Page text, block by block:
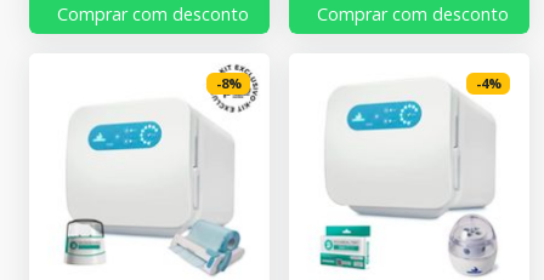
Comprar com desconto Comprar com desconto
-8% -4%